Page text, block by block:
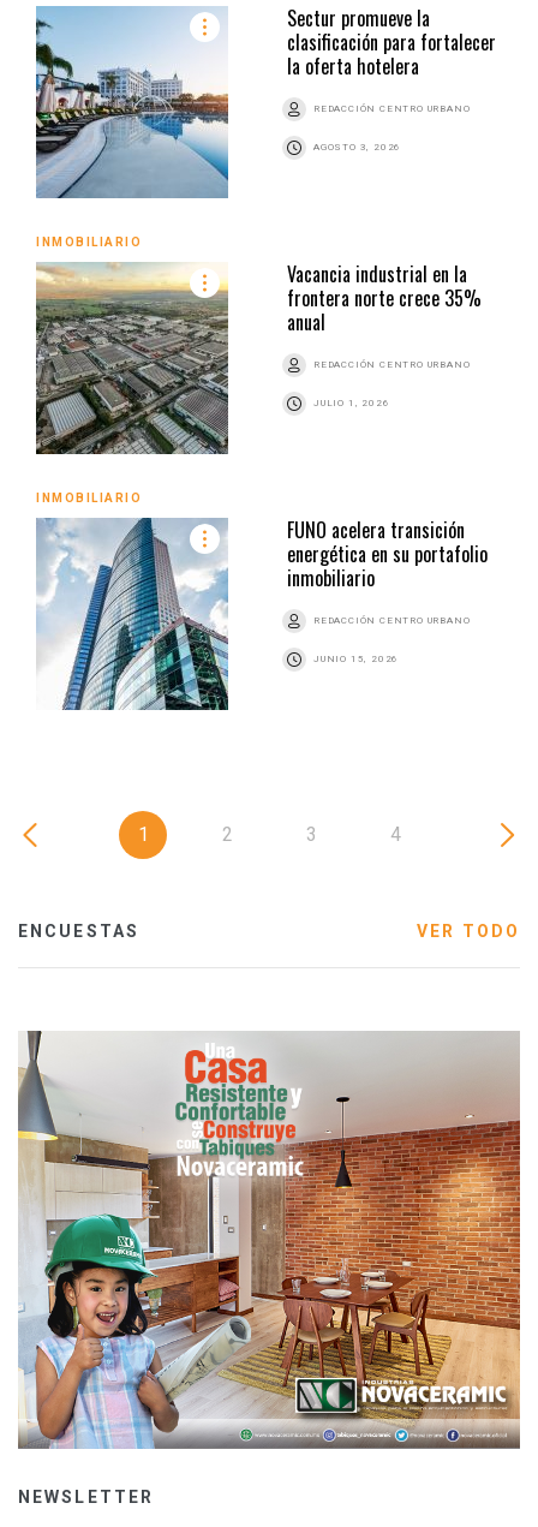
Sectur promueve la
clasificación para fortalecer
la oferta hotelera
REDACCIÓN CENTRO URBANO
AGOSTO 3, 2026
INMOBILIARIO
Vacancia industrial en la
frontera norte crece 35%
anual
REDACCIÓN CENTRO URBANO
JULIO 1, 2026
INMOBILIARIO
FUNO acelera transición
energética en su portafolio
inmobiliario
REDACCIÓN CENTRO URBANO
JUNIO 15, 2026
1 2 3 4
ENCUESTAS VER TODO
NEWSLETTER